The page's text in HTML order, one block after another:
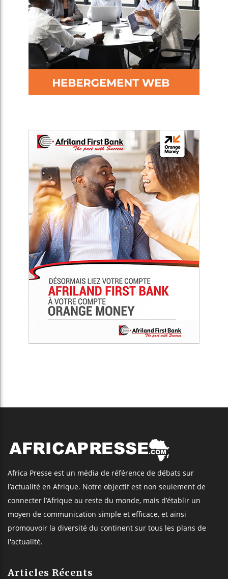
Africa Presse est un média de référence de débats sur
l’actualité en Afrique. Notre objectif est non seulement de
connecter l’Afrique au reste du monde, mais d’établir un
moyen de communication simple et efficace, et ainsi
promouvoir la diversité du continent sur tous les plans de
l'actualité.
Articles Récents